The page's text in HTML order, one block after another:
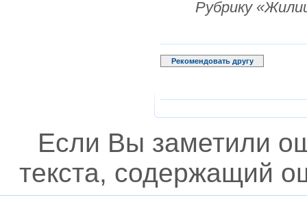
Рубрику
Рекомендовать другу
Если Вы заметили
текста, содержащий